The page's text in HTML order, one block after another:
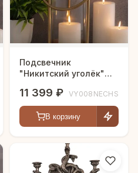
Подсвечник
"Никитский уголёк"
11 399 ₽ VY008NECHS
В корзину